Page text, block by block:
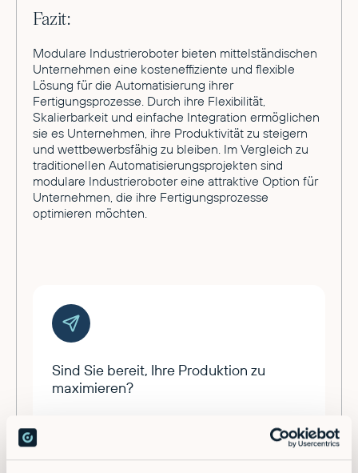
Fazit:
Modulare Industrieroboter bieten mittelständischen
Unternehmen eine kosteneffiziente und flexible
Lösung für die Automatisierung ihrer
Fertigungsprozesse. Durch ihre Flexibilität,
Skalierbarkeit und einfache Integration ermöglichen
sie es Unternehmen, ihre Produktivität zu steigern
und wettbewerbsfähig zu bleiben. Im Vergleich zu
traditionellen Automatisierungsprojekten sind
modulare Industrieroboter eine attraktive Option für
Unternehmen, die ihre Fertigungsprozesse
optimieren möchten.
Sind Sie bereit, Ihre Produktion zu
maximieren?
Entdecken Sie die Zukunft der Automatisierung
- Vereinbaren Sie heute einen Termin!